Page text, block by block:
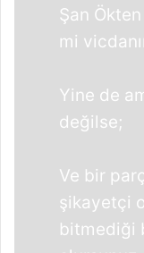
Şan
mi
Yine de
değilse;
Ve bir
şikayetçi
bitmediği